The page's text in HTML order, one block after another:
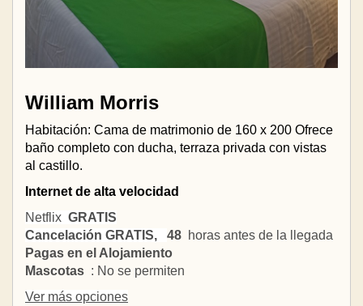
William Morris
Habitación: Cama de matrimonio de 160 x 200 Ofrece
baño completo con ducha, terraza privada con vistas
al castillo.
Internet de alta velocidad
Netflix GRATIS
Cancelación GRATIS, 48 horas antes de la llegada
Pagas en el Alojamiento
Mascotas : No se permiten
Ver más opciones